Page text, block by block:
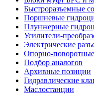
Быстроразъемные
Поршневые
Плунжерные
Усилители-
Электрические
Опорно-
Подбор аналогов
Архивные позиции
Гидравлические
Маслостанции